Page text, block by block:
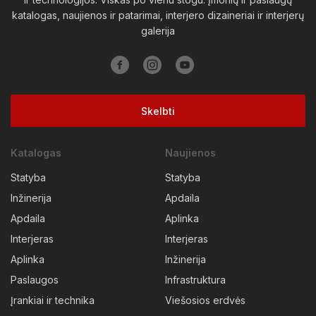
Visagino sav.
katalogas, naujienos ir patarimai, interjero dizaineriai ir interjerų
galerija
Skelbti
Katalogas
Statyba
Inžinerija
Apdaila
Interjeras
Aplinka
Paslaugos
Įrankiai ir technika
Naujienos
Statyba
Apdaila
Aplinka
Interjeras
Inžinerija
Infrastruktura
Viešosios erdvės